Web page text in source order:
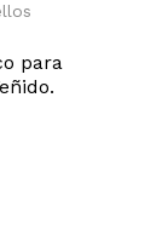
para